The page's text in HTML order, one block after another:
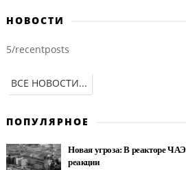
НОВОСТИ
5/recentposts
ВСЕ НОВОСТИ...
ПОПУЛЯРНОЕ
Новая угроза: В реакторе
реакции